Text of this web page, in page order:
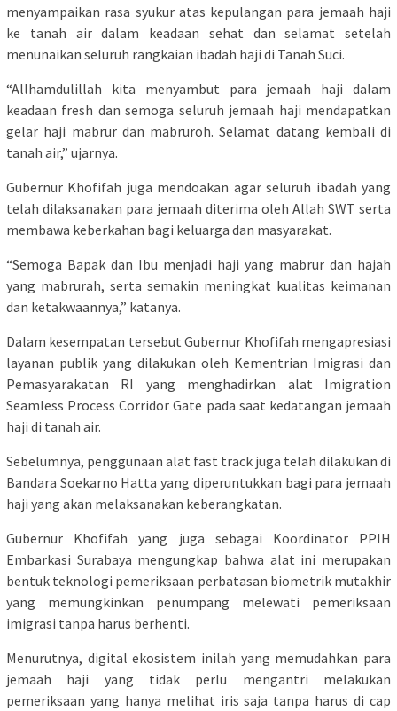
menyampaikan rasa syukur atas kepulangan para jemaah haji
ke tanah air dalam keadaan sehat dan selamat setelah
menunaikan seluruh rangkaian ibadah haji di Tanah Suci.
“Allhamdulillah kita menyambut para jemaah haji dalam
keadaan fresh dan semoga seluruh jemaah haji mendapatkan
gelar haji mabrur dan mabruroh. Selamat datang kembali di
tanah air,” ujarnya.
Gubernur Khofifah juga mendoakan agar seluruh ibadah yang
telah dilaksanakan para jemaah diterima oleh Allah SWT serta
membawa keberkahan bagi keluarga dan masyarakat.
“Semoga Bapak dan Ibu menjadi haji yang mabrur dan hajah
yang mabrurah, serta semakin meningkat kualitas keimanan
dan ketakwaannya,” katanya.
Dalam kesempatan tersebut Gubernur Khofifah mengapresiasi
layanan publik yang dilakukan oleh Kementrian Imigrasi dan
Pemasyarakatan RI yang menghadirkan alat Imigration
Seamless Process Corridor Gate pada saat kedatangan jemaah
haji di tanah air.
Sebelumnya, penggunaan alat fast track juga telah dilakukan di
Bandara Soekarno Hatta yang diperuntukkan bagi para jemaah
haji yang akan melaksanakan keberangkatan.
Gubernur Khofifah yang juga sebagai Koordinator PPIH
Embarkasi Surabaya mengungkap bahwa alat ini merupakan
bentuk teknologi pemeriksaan perbatasan biometrik mutakhir
yang memungkinkan penumpang melewati pemeriksaan
imigrasi tanpa harus berhenti.
Menurutnya, digital ekosistem inilah yang memudahkan para
jemaah haji yang tidak perlu mengantri melakukan
pemeriksaan yang hanya melihat iris saja tanpa harus di cap